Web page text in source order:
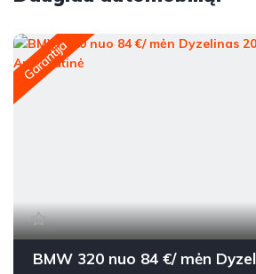
Garantija